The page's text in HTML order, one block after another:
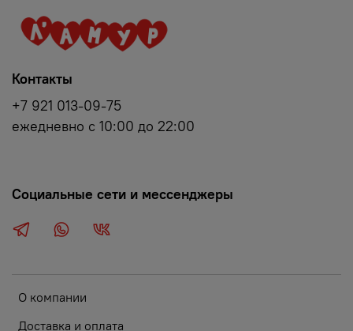
О компании
Доставка и оплата
Контакты
+7 921 013-09-75
ежедневно с 10:00 до 22:00
Социальные сети и мессенджеры